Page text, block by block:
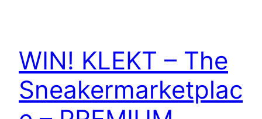
WIN! KLEKT – The
Sneakermarketplac